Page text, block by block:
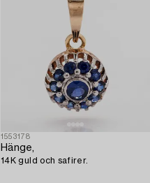
1553178
Hänge,
14K guld och safirer.